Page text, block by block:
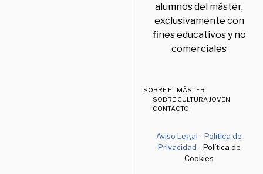
alumnos del máster,
exclusivamente con
fines educativos y no
comerciales
SOBRE EL MÁSTER
SOBRE CULTURA JOVEN
CONTACTO
Aviso Legal -Política de
Privacidad - Política de
Cookies